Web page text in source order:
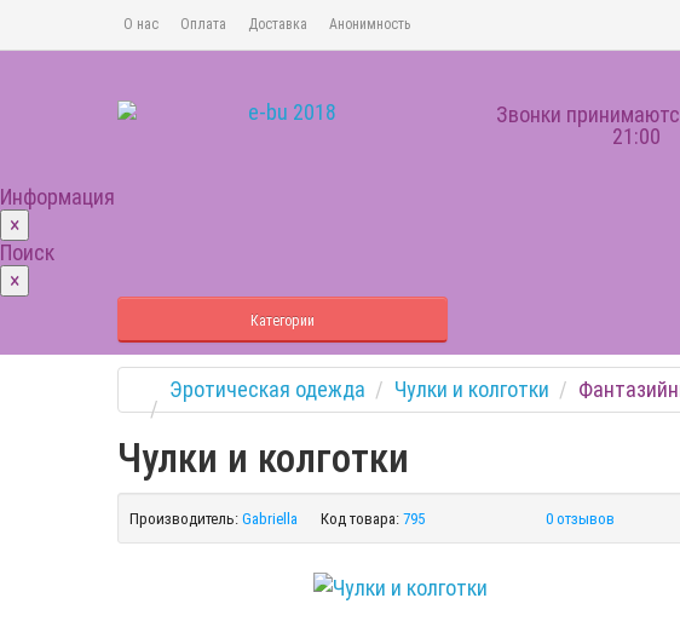
О нас Оплата Доставка Анонимность
Звонки
21:00
Информация
×
Поиск
×
Категории
Эротическая одежда Чулки и колготки
Чулки и колготки
Производитель: Gabriella Код товара: 795 0 отзывов